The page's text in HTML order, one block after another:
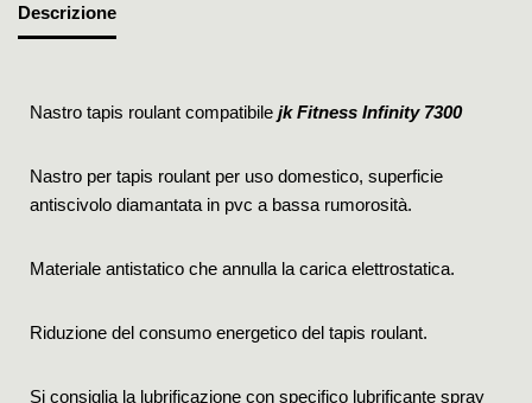
Descrizione
Nastro tapis roulant compatibile jk Fitness Infinity 7300
Nastro per tapis roulant per uso domestico, superficie
antiscivolo diamantata in pvc a bassa rumorosità.
Materiale antistatico che annulla la carica elettrostatica.
Riduzione del consumo energetico del tapis roulant.
Si consiglia la lubrificazione con specifico lubrificante spray